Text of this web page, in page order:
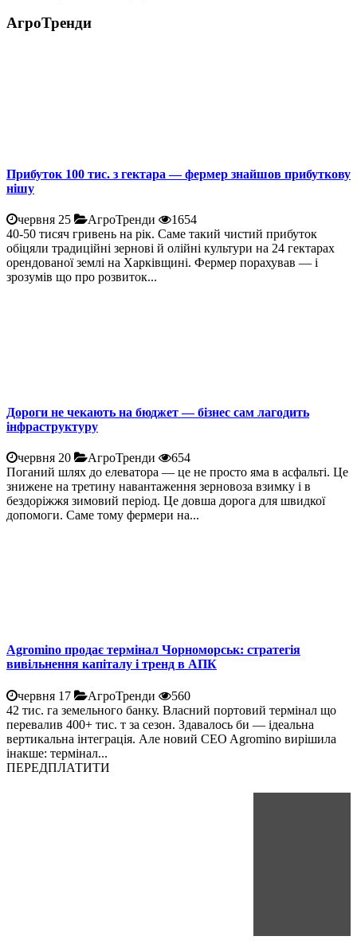
АгроТренди
Прибуток 100 тис. з гектара — фермер знайшов прибуткову
нішу
червня 25 АгроТренди
1654
40-50 тисяч гривень на рік. Саме такий чистий прибуток
обіцяли традиційні зернові й олійні культури на 24 гектарах
орендованої землі на Харківщині. Фермер порахував — і
зрозумів що про розвиток...
Дороги не чекають на бюджет — бізнес сам лагодить
інфраструктуру
червня 20 АгроТренди
654
Поганий шлях до елеватора — це не просто яма в асфальті. Це
знижене на третину навантаження зерновоза взимку і в
бездоріжжя зимовий період. Це довша дорога для швидкої
допомоги. Саме тому фермери на...
Agromino продає термінал Чорноморськ: стратегія
вивільнення капіталу і тренд в АПК
червня 17 АгроТренди
560
42 тис. га земельного банку. Власний портовий термінал що
перевалив 400+ тис. т за сезон. Здавалось би — ідеальна
вертикальна інтеграція. Але новий CEO Agromino вирішила
інакше: термінал...
ПЕРЕДПЛАТИТИ